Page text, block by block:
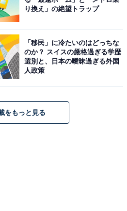
お金持ちだと思うナンバープレート
ンキング！ 2位「品川」を抑えた1位
年調査】
2
り換え」の絶望トラップ
「移民」に冷たいのはどっちな
のか？ スイスの厳格過ぎる学歴
選別と、日本の曖昧過ぎる外国
人政策
をもっと見る